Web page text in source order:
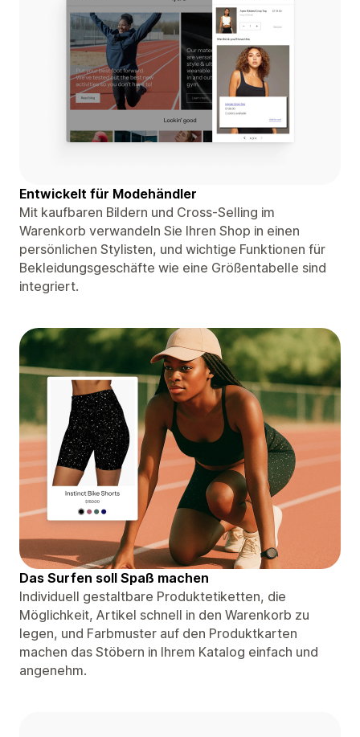
Entwickelt für Modehändler
Mit kaufbaren Bildern und Cross-Selling im
Warenkorb verwandeln Sie Ihren Shop in einen
persönlichen Stylisten, und wichtige Funktionen für
Bekleidungsgeschäfte wie eine Größentabelle sind
integriert.
Das Surfen soll Spaß machen
Individuell gestaltbare Produktetiketten, die
Möglichkeit, Artikel schnell in den Warenkorb zu
legen, und Farbmuster auf den Produktkarten
machen das Stöbern in Ihrem Katalog einfach und
angenehm.